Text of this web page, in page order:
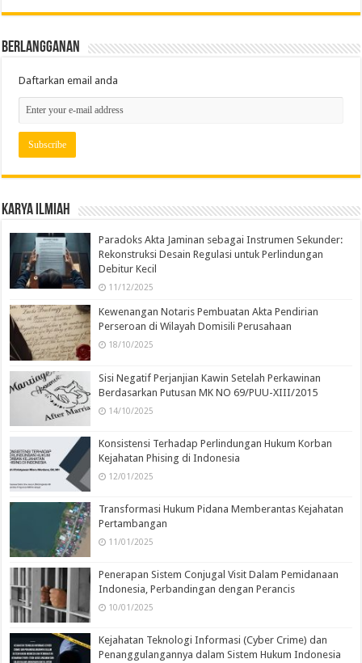
Berlangganan
Daftarkan email anda
Karya Ilmiah
Paradoks Akta Jaminan sebagai Instrumen Sekunder:
Rekonstruksi Desain Regulasi untuk Perlindungan
Debitur Kecil
11/12/2025
Kewenangan Notaris Pembuatan Akta Pendirian
Perseroan di Wilayah Domisili Perusahaan
18/10/2025
Sisi Negatif Perjanjian Kawin Setelah Perkawinan
Berdasarkan Putusan MK NO 69/PUU-XIII/2015
14/10/2025
Konsistensi Terhadap Perlindungan Hukum Korban
Kejahatan Phising di Indonesia
12/01/2025
Transformasi Hukum Pidana Memberantas Kejahatan
Pertambangan
11/01/2025
Penerapan Sistem Conjugal Visit Dalam Pemidanaan
Indonesia, Perbandingan dengan Perancis
10/01/2025
Kejahatan Teknologi Informasi (Cyber Crime) dan
Penanggulangannya dalam Sistem Hukum Indonesia